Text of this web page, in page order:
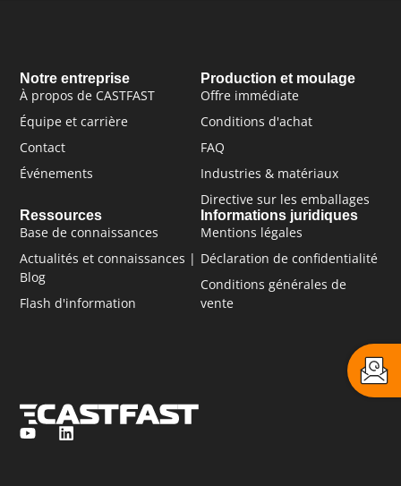
Production et moulage
Offre immédiate
Conditions d'achat
FAQ
Industries & matériaux
Directive sur les emballages
Notre entreprise
À propos de CASTFAST
Équipe et carrière
Contact
Événements
Ressources
Base de connaissances
Actualités et connaissances |
Blog
Flash d'information
Informations juridiques
Mentions légales
Déclaration de confidentialité
Conditions générales de
vente